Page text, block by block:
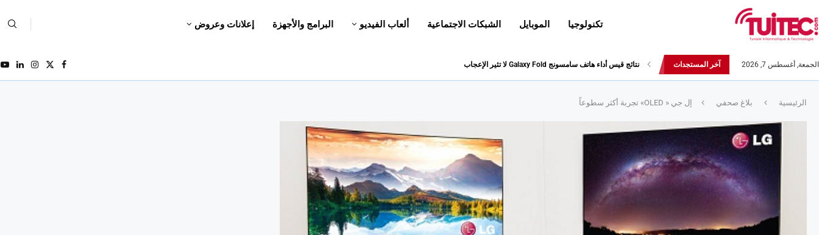
تكنولوجيا الموبايل الشبكات الاجتماعية ألعاب الفيديو البرامج والأجهزة إعلانات وعروض
الجمعة, أغسطس 7, 2026 آخر المستجدات أحدث إصدارات هواوي: هاتف “nova 8 SE” ينطلق رسميا مع أربع...
الرئيسية بلاغ صحفي إل جي « OLED» تجربة أكثر سطوعاً